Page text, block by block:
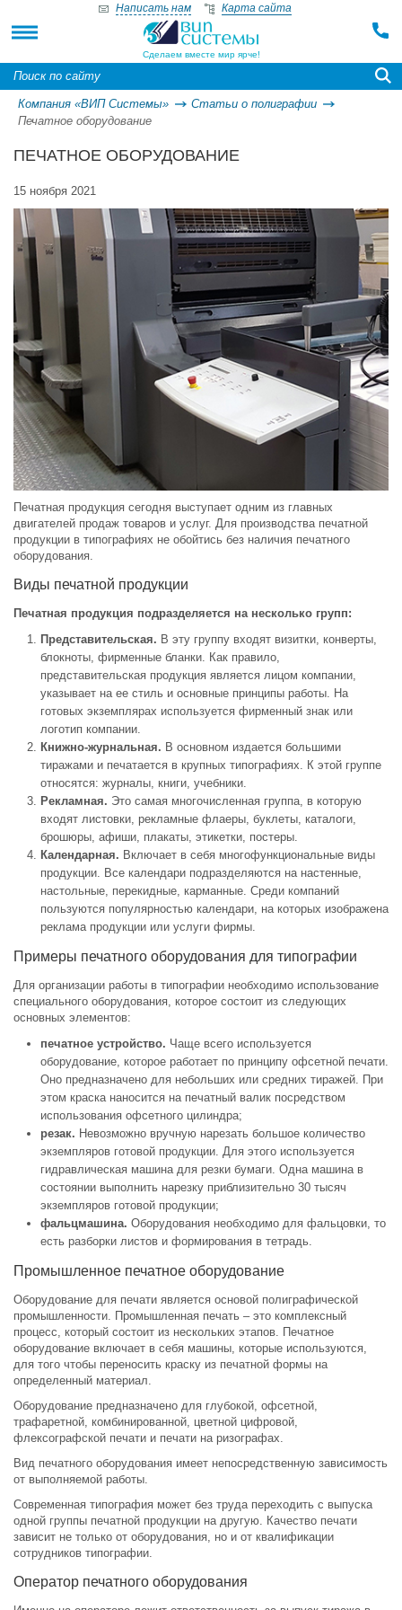
Сделаем вместе мир ярче!
Написать нам Карта сайта
Компания «ВИП Системы»
Статьи о полиграфии
Печатное оборудование
ПЕЧАТНОЕ ОБОРУДОВАНИЕ
15 ноября 2021
Печатная продукция сегодня выступает одним из главных
двигателей продаж товаров и услуг. Для производства печатной
продукции в типографиях не обойтись без наличия печатного
оборудования.
Виды печатной продукции
Печатная продукция подразделяется на несколько групп:
Представительская. В эту группу входят визитки, конверты,
блокноты, фирменные бланки. Как правило,
представительская продукция является лицом компании,
указывает на ее стиль и основные принципы работы. На
готовых экземплярах используется фирменный знак или
логотип компании.
Книжно-журнальная. В основном издается большими
тиражами и печатается в крупных типографиях. К этой группе
относятся: журналы, книги, учебники.
Рекламная. Это самая многочисленная группа, в которую
входят листовки, рекламные флаеры, буклеты, каталоги,
брошюры, афиши, плакаты, этикетки, постеры.
Календарная. Включает в себя многофункциональные виды
продукции. Все календари подразделяются на настенные,
настольные, перекидные, карманные. Среди компаний
пользуются популярностью календари, на которых изображена
реклама продукции или услуги фирмы.
Примеры печатного оборудования для типографии
Для организации работы в типографии необходимо использование
специального оборудования, которое состоит из следующих
основных элементов:
печатное устройство. Чаще всего используется
оборудование, которое работает по принципу офсетной печати.
Оно предназначено для небольших или средних тиражей. При
этом краска наносится на печатный валик посредством
использования офсетного цилиндра;
резак. Невозможно вручную нарезать большое количество
экземпляров готовой продукции. Для этого используется
гидравлическая машина для резки бумаги. Одна машина в
состоянии выполнить нарезку приблизительно 30 тысяч
экземпляров готовой продукции;
фальцмашина. Оборудования необходимо для фальцовки, то
есть разборки листов и формирования в тетрадь.
Промышленное печатное оборудование
Оборудование для печати является основой полиграфической
промышленности. Промышленная печать – это комплексный
процесс, который состоит из нескольких этапов. Печатное
оборудование включает в себя машины, которые используются,
для того чтобы переносить краску из печатной формы на
определенный материал.
Оборудование предназначено для глубокой, офсетной,
трафаретной, комбинированной, цветной цифровой,
флексографской печати и печати на ризографах.
Вид печатного оборудования имеет непосредственную зависимость
от выполняемой работы.
Современная типография может без труда переходить с выпуска
одной группы печатной продукции на другую. Качество печати
зависит не только от оборудования, но и от квалификации
сотрудников типографии.
Оператор печатного оборудования